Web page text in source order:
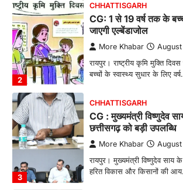
2
CHHATTISGARH
CG: 1 से 19 वर्ष तक के
जाएगी एल्बेंडाजोल
More Khabar
रायपुर। राष्ट्रीय कृमि मुक्ति दिवस
बच्चों के स्वास्थ्य सुधार के लिए
3
CHHATTISGARH
CG : मुख्यमंत्री विष्णुदेव
छत्तीसगढ़ को बड़ी उपलब्धि
More Khabar
रायपुर। मुख्यमंत्री विष्णुदेव साय
हरित विकास और किसानों की